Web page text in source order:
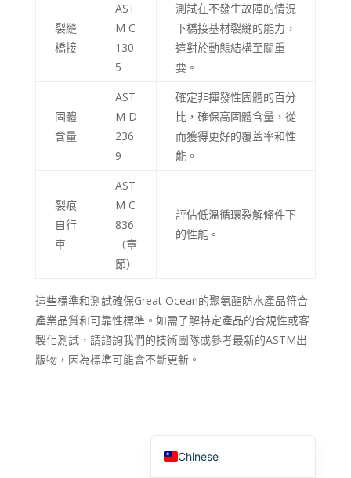
裂縫
橋接
AST
M C
130
5
測試在不發生故障的情況
下橋接基材裂縫的能力，
這對於動態結構至關重
要。
固體
含量
AST
M D
236
9
確定非揮發性固體的百分
比，確保高固體含量，從
而獲得更好的覆蓋率和性
能。
裂痕
自行
車
AST
M C
836
（章
節）
評估低溫循環裂解條件下
的性能。
這些標準和測試確保Great Ocean的聚氨酯防水產品符合
產業品質和可靠性標準。如需了解特定產品的合規性或客
製化測試，請諮詢我們的技術團隊或參考最新的ASTM出
版物，因為標準可能會不斷更新。
Chinese
Korean
Indonesian
German
English (South Africa)
English (Canada)
Spanish (Spain)
English (Australia)
Turkish
Dutch
Arabic